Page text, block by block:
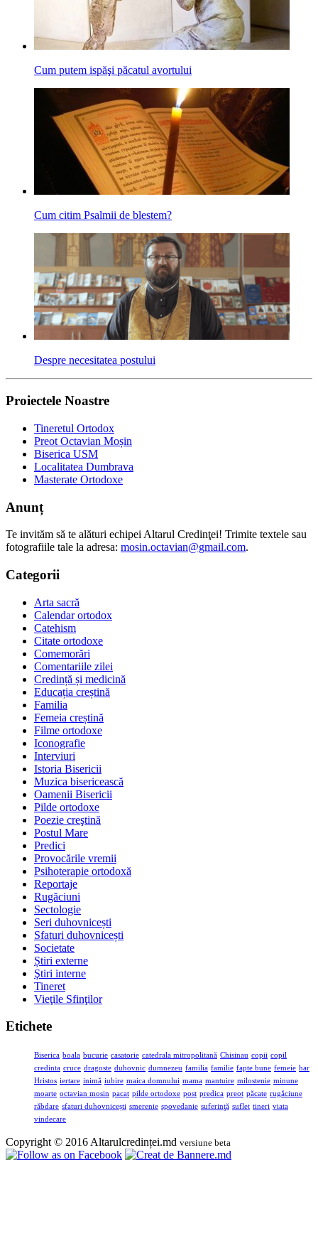
Cum putem ispăşi păcatul avortului
Cum citim Psalmii de blestem?
Despre necesitatea postului
Proiectele Noastre
Tineretul Ortodox
Preot Octavian Moșin
Biserica USM
Localitatea Dumbrava
Masterate Ortodoxe
Anunț
Te invităm să te alături echipei Altarul Credinţei! Trimite textele sau
fotografiile tale la adresa: mosin.octavian@gmail.com.
Categorii
Arta sacră
Calendar ortodox
Catehism
Citate ortodoxe
Comemorări
Comentariile zilei
Credință și medicină
Educația creștină
Familia
Femeia creștină
Filme ortodoxe
Iconografie
Interviuri
Istoria Bisericii
Muzica bisericească
Oamenii Bisericii
Pilde ortodoxe
Poezie creştină
Postul Mare
Predici
Provocările vremii
Psihoterapie ortodoxă
Reportaje
Rugăciuni
Sectologie
Seri duhovnicești
Sfaturi duhovnicești
Societate
Știri externe
Ştiri interne
Tineret
Vieţile Sfinţilor
Etichete
Biserica boala bucurie casatorie catedrala mitropolitană Chisinau copii copil
credinta cruce dragoste duhovnic dumnezeu familia familie fapte bune femeie har
Hristos iertare inimă iubire maica domnului mama mantuire milostenie minune
moarte octavian mosin pacat pilde ortodoxe post predica preot păcate rugăciune
răbdare sfaturi duhovnicești smerenie spovedanie suferinţă suflet tineri viata
vindecare
Copyright © 2016 Altarulcredinței.md versiune beta